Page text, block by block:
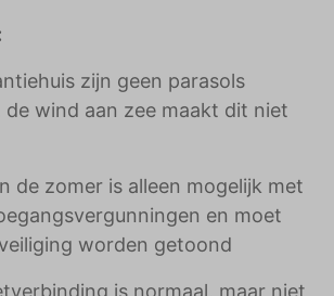
zijn geen parasols
de wind aan zee maakt dit niet
de zomer is alleen mogelijk met
en moet
worden getoond
is normaal, maar niet